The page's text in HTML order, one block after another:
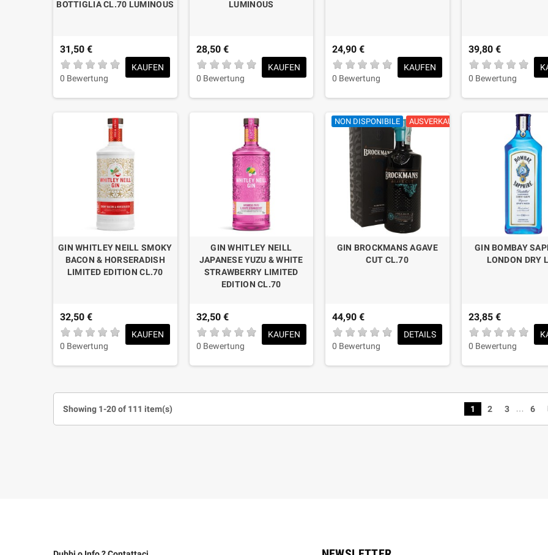
BOTTIGLIA CL.70 LUMINOUS
31,50 €
0 Bewertung
KAUFEN
LUMINOUS
28,50 €
0 Bewertung
KAUFEN
24,90 €
0 Bewertung
KAUFEN
39,80 €
0 Bewertung
GIN WHITLEY NEILL SMOKY
BACON & HORSERADISH
LIMITED EDITION CL.70
32,50 €
0 Bewertung
KAUFEN
GIN WHITLEY NEILL
JAPANESE YUZU & WHITE
STRAWBERRY LIMITED
EDITION CL.70
32,50 €
0 Bewertung
KAUFEN
NON DISPONIBILE AUSVERKAUFT
GIN BROCKMANS AGAVE
CUT CL.70
44,90 €
0 Bewertung
DETAILS
GIN BOMBAY
LONDON DRY
23,85 €
0 Bewertung
Showing 1-20 of 111 item(s) 1 2 3 6